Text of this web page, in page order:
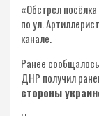
«Обстрел
по ул.
канале.
Ранее
ДНР получил
стороны